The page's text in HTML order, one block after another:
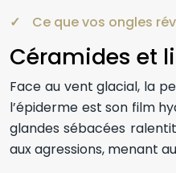
Ce que vos ongles
Céramides et
Face au vent glacial, la
l’épiderme est son film
glandes sébacées
aux agressions, menant